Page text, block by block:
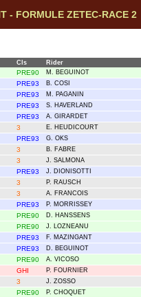
- FORMULE ZETEC-RACE 2
Cls Rider
PRE90 M. BEGUINOT
PRE93 B. COSI
PRE93 M. PAGANIN
PRE93 S. HAVERLAND
PRE93 A. GIRARDET
3 E. HEUDICOURT
PRE93 G. OKS
3 B. FABRE
3 J. SALMONA
PRE93 J. DIONISOTTI
3 P. RAUSCH
3 A. FRANCOIS
PRE93 P. MORRISSEY
PRE90 D. HANSSENS
PRE90 J. LOZNEANU
PRE93 F. MAZINGANT
PRE93 D. BEGUINOT
PRE90 A. VICOSO
GHI P. FOURNIER
3 J. ZOSSO
PRE90 P. CHOQUET